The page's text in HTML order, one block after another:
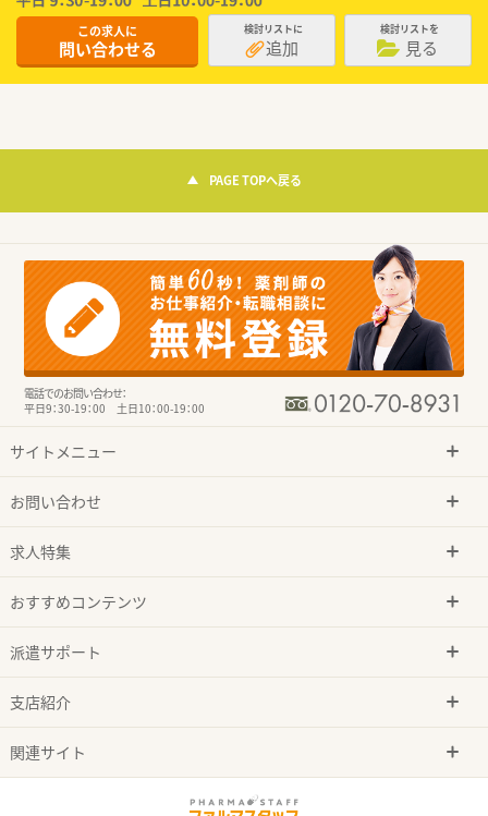
この求人に
問い合わせる
検討リストに
追加
検討リストを
見る
PAGE TOPへ戻る
電話でのお問い合わせ：
平日9：30-19：00 土日10：00-19：00
サイトメニュー
お問い合わせ
求人特集
おすすめコンテンツ
派遣サポート
支店紹介
関連サイト